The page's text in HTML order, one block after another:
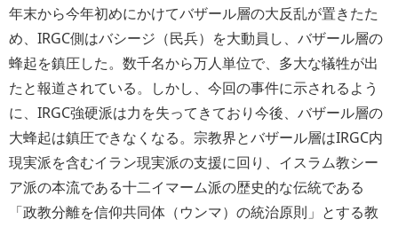
年末から今年初めにかけてバザール層の大反乱が置きたた
め、IRGC側はバシージ（民兵）を大動員し、バザール層の
蜂起を鎮圧した。数千名から万人単位で、多大な犠牲が出
たと報道されている。しかし、今回の事件に示されるよう
に、IRGC強硬派は力を失ってきており今後、バザール層の
大蜂起は鎮圧できなくなる。宗教界とバザール層はIRGC内
現実派を含むイラン現実派の支援に回り、イスラム教シー
ア派の本流である十二イマーム派の歴史的な伝統である
「政教分離を信仰共同体（ウンマ）の統治原則」とする教